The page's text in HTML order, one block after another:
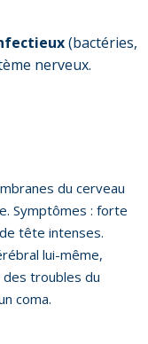
(bactéries,
nerveux.
du cerveau
Symptômes : forte
tête intenses.
lui-même,
troubles du
coma.